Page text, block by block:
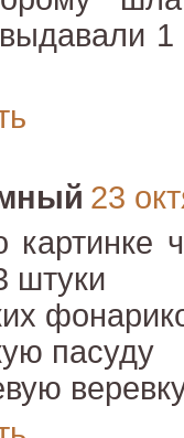
1
23
картинке
штуки
пасуду